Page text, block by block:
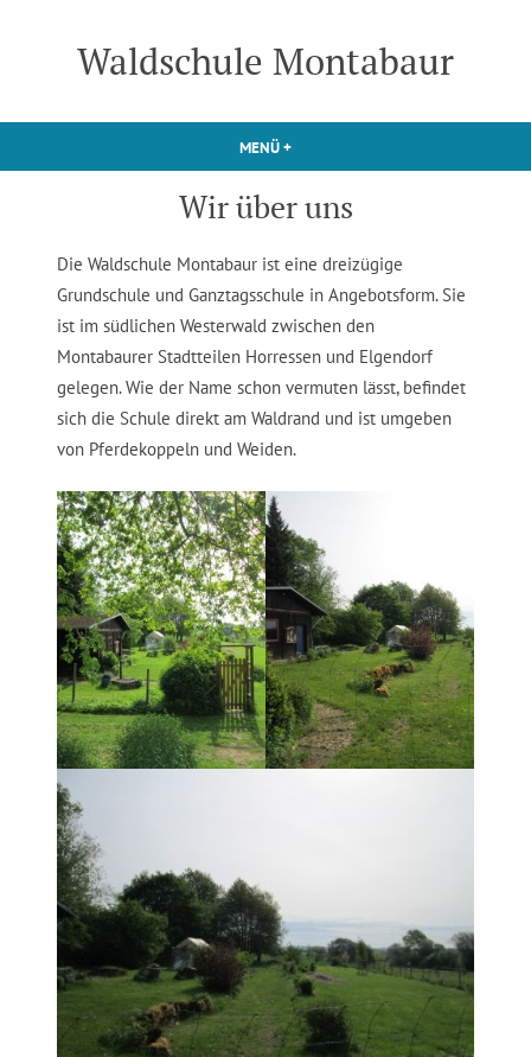
Waldschule Montabaur
MENÜ+
Wir über uns
Die Waldschule Montabaur ist eine dreizügige
Grundschule und Ganztagsschule in Angebotsform. Sie
ist im südlichen Westerwald zwischen den
Montabaurer Stadtteilen Horressen und Elgendorf
gelegen. Wie der Name schon vermuten lässt, befindet
sich die Schule direkt am Waldrand und ist umgeben
von Pferdekoppeln und Weiden.